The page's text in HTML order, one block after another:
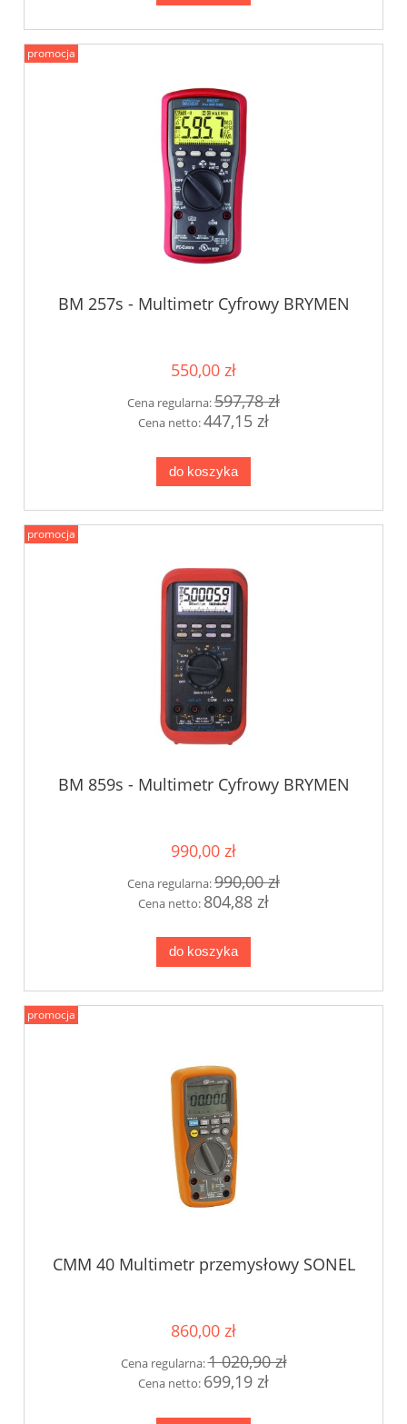
BM 257s - Multimetr Cyfrowy BRYMEN
550,00 zł
Cena regularna:597,78 zł
Cena netto:447,15 zł
do koszyka
promocja
BM 859s - Multimetr Cyfrowy BRYMEN
990,00 zł
Cena regularna:990,00 zł
Cena netto: 804,88 zł
do koszyka
promocja
CMM 40 Multimetr przemysłowy SONEL
860,00 zł
Cena regularna:1 020,90 zł
Cena netto: 699,19 zł
promocja